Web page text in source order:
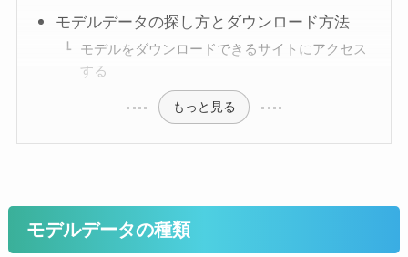
モデルデータの探し方とダウンロード方法
モデルをダウンロードできるサイトにアクセス
する
もっと見る
モデルデータの種類